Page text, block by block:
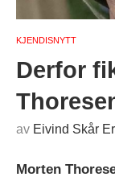
KJENDISNYTT
Derfor
av Eivind Skår
Morten